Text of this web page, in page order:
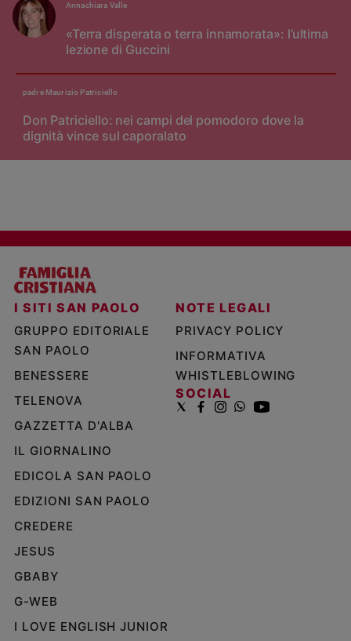
«Terra disperata o terra innamorata»: l’ultima
lezione di Guccini
Annachiara Valle
Don Patriciello: nei campi del pomodoro dove la
dignità vince sul caporalato
padre Maurizio Patriciello
I SITI SAN PAOLO
GRUPPO EDITORIALE
SAN PAOLO
BENESSERE
TELENOVA
GAZZETTA D'ALBA
IL GIORNALINO
EDICOLA SAN PAOLO
EDIZIONI SAN PAOLO
CREDERE
JESUS
GBABY
G-WEB
I LOVE ENGLISH JUNIOR
NOTE LEGALI
PRIVACY POLICY
INFORMATIVA
WHISTLEBLOWING
SOCIAL